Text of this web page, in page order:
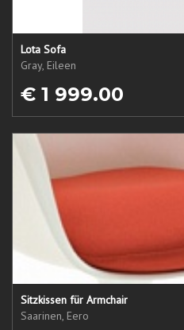
Lota Sofa
Gray, Eileen
€ 1 999.00
Sitzkissen für Armchair
Saarinen, Eero